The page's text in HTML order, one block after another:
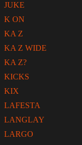
JUKE
K ON
KA Z
KA Z WIDE
KA Z?
KICKS
KIX
LAFESTA
LANGLAY
LARGO